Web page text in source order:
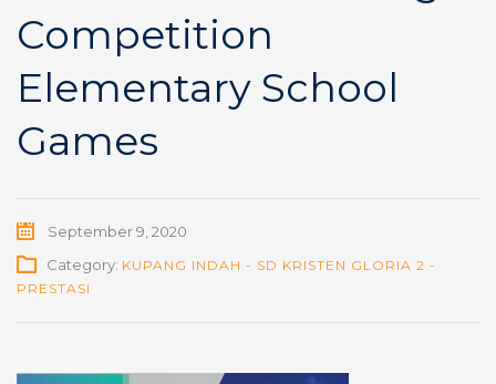
Competition
Elementary School
Games
September 9, 2020
Category: KUPANG INDAH - SD KRISTEN GLORIA 2 -
PRESTASI